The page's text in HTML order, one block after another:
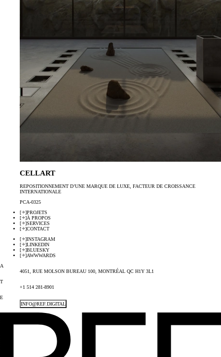
CELLART
REPOSITIONNEMENT D’UNE MARQUE DE LUXE, FACTEUR DE CROISSANCE
INTERNATIONALE
PCA-0325
[
]PROJETS
[
]À PROPOS
[
]SERVICES
[
]CONTACT
[
]INSTAGRAM
[
]LINKEDIN
[
]BLUESKY
[
]AWWWARDS
A
4051, RUE MOLSON BUREAU 100, MONTRÉAL QC H1Y 3L1
T
+1 514 281-8901
E
INFO@REF.DIGITAL